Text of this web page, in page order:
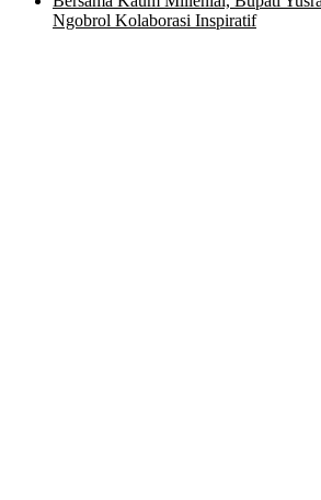
Ngobrol Kolaborasi Inspiratif